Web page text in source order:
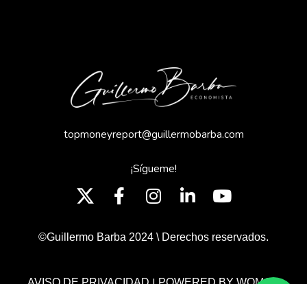
topmoneyreport@guillermobarba.com
¡Sígueme!
©Guillermo Barba 2024 \ Derechos reservados.